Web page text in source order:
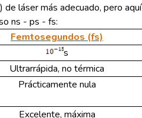
láser más adecuado, pero aquí
ns - ps - fs:
Femtosegundos (fs)
s
Ultrarrápida, no térmica
Prácticamente nula
Excelente, máxima